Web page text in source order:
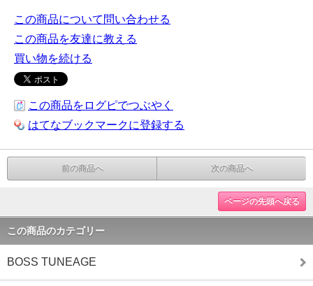
この商品について問い合わせる
この商品を友達に教える
買い物を続ける
この商品をログピでつぶやく
はてなブックマークに登録する
前の商品へ 次の商品へ
ページの先頭へ戻る
この商品のカテゴリー
BOSS TUNEAGE